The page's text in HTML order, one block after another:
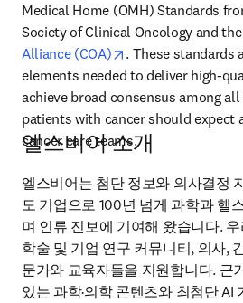
Medical Home (OMH) Standards
Society of Clinical Oncology and
Alliance (COA)
opens in new tab/
. These standards
elements needed to deliver high-
achieve broad consensus among
patients with cancer should expect
cancer care teams.
엘스비어 소개
엘스비어는 첨단 정보와 의사결정
도 기업으로 100년 넘게 과학과 헬
며 인류 진보에 기여해 왔습니다.
학술 및 기업 연구 커뮤니티, 의사,
문가와 교육자들을 지원합니다. 근
있는 과학·의학 콘텐츠와 최첨단 AI